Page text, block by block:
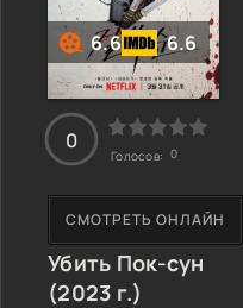
6.6 6.6
Убить Пок-сун
(2023 г.)
СМОТРЕТЬ ОНЛАЙН
0
Голосов: 0